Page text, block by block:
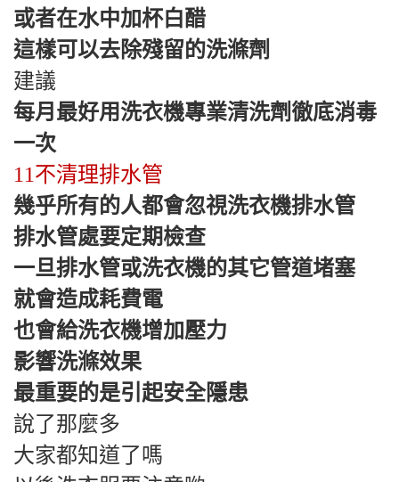
或者在水中加杯白醋
這樣可以去除殘留的洗滌劑
建議
每月最好用洗衣機專業清洗劑徹底消毒
一次
11不清理排水管
幾乎所有的人都會忽視洗衣機排水管
排水管處要定期檢查
一旦排水管或洗衣機的其它管道堵塞
就會造成耗費電
也會給洗衣機增加壓力
影響洗滌效果
最重要的是引起安全隱患
說了那麼多
大家都知道了嗎